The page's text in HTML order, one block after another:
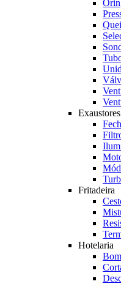
Exaustores
Fritadeira
Hotelaria